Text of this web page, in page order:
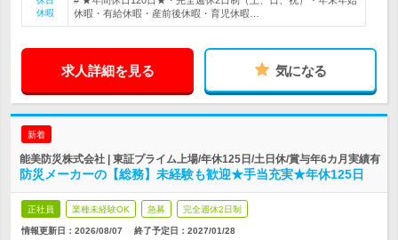
休暇
休暇・有給休暇・産前後休暇・育児休暇…
求人詳細を見る 気になる
新着
能美防災株式会社 | 東証プライム上場/年休125日/土日休/賞与年6カ月実績有
防災メーカーの【総務】未経験も歓迎★手当充実★年休125日
正社員 業種未経験OK 急募 完全週休2日制
情報更新日：2026/08/07 終了予定日： 2027/01/28